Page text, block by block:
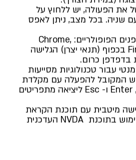
את הפעולה, יש ללחוץ על
שניה. בכל מצב, ניתן לאפס
התוכנה פועלת בדפדפנים הפופולריים: Chrome,
Firefox, Safari, Opera בכפוף (תנאי יצרן) הגלישה
בדפדפן כרום.
עבור טכנולוגיות מסייעות
המקובל להפעלה עם מקלדת
בעזרת מקשי החיצים, Enter ו- Esc ליציאה מתפריטים
מיטבית עם תוכנת הקראת
מסך, אנו ממליצים לשימוש בתוכנת NVDA העדכנית